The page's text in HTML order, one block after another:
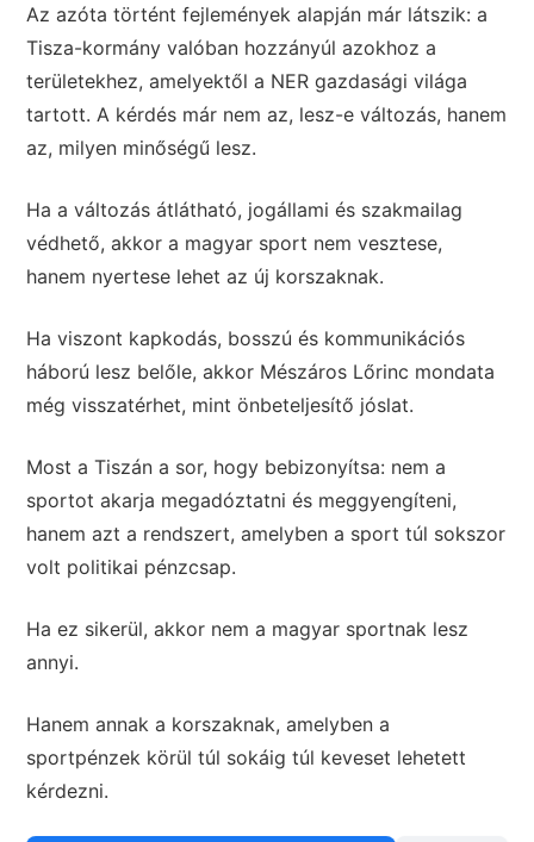
Az azóta történt fejlemények alapján már látszik: a
Tisza-kormány valóban hozzányúl azokhoz a
területekhez, amelyektől a NER gazdasági világa
tartott. A kérdés már nem az, lesz-e változás, hanem
az, milyen minőségű lesz.
Ha a változás átlátható, jogállami és szakmailag
védhető, akkor a magyar sport nem vesztese,
hanem nyertese lehet az új korszaknak.
Ha viszont kapkodás, bosszú és kommunikációs
háború lesz belőle, akkor Mészáros Lőrinc mondata
még visszatérhet, mint önbeteljesítő jóslat.
Most a Tiszán a sor, hogy bebizonyítsa: nem a
sportot akarja megadóztatni és meggyengíteni,
hanem azt a rendszert, amelyben a sport túl sokszor
volt politikai pénzcsap.
Ha ez sikerül, akkor nem a magyar sportnak lesz
annyi.
Hanem annak a korszaknak, amelyben a
sportpénzek körül túl sokáig túl keveset lehetett
kérdezni.